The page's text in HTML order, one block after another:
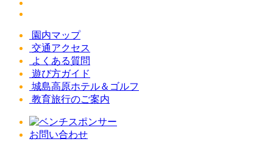
園内マップ
交通アクセス
よくある質問
遊び方ガイド
城島高原ホテル＆ゴルフ
教育旅行のご案内
お問い合わせ